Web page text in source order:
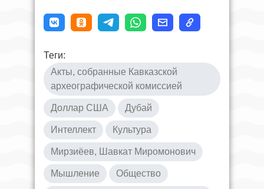
Теги:
Акты, собранные Кавказской
археографической комиссией
Доллар США Дубай
Интеллект Культура
Мирзиёев, Шавкат Миромонович
Мышление Общество